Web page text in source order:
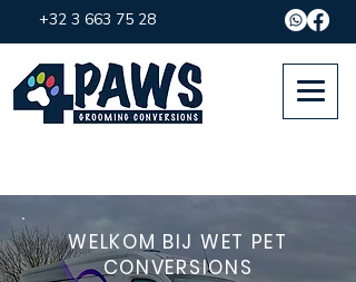
+32 3 663 75 28
WELKOM BIJ WET PET
CONVERSIONS